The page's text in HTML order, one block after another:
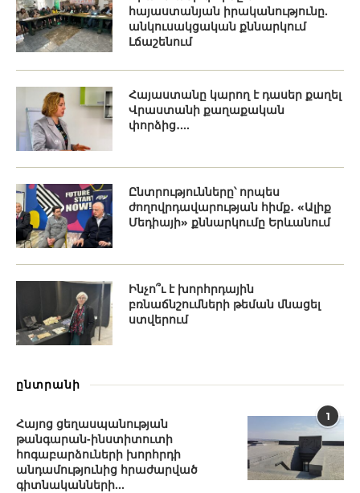
հայաստանյան իրականությունը.
անկուսակցական քննարկում
Լճաշենում
Հայաստանը կարող է դասեր քաղել
Վրաստանի քաղաքական
փորձից․...
Ընտրությունները՝ որպես
ժողովրդավարության հիմք․ «Ալիք
Մեդիայի» քննարկումը Երևանում
Ինչո՞ւ է խորհրդային
բռնաճնշումների թեման մնացել
ստվերում
ընտրանի
1
Հայոց ցեղասպանության
թանգարան-ինստիտուտի
հոգաբարձուների խորհրդի
անդամությունից հրաժարված
գիտնականների...